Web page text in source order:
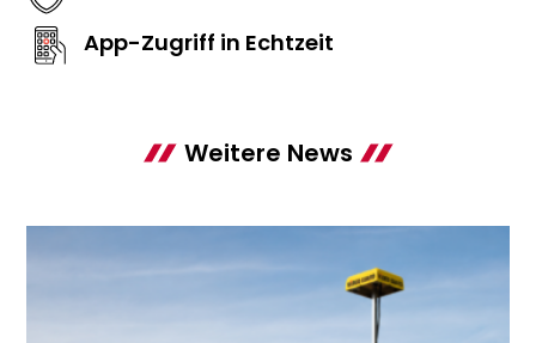
App-Zugriff in Echtzeit
Weitere News